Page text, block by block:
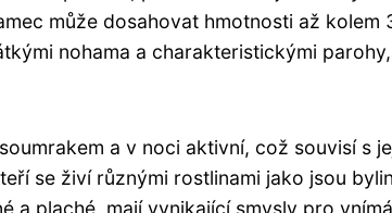
může dosahovat hmotnosti až kolem
nohama a charakteristickými
a v noci aktivní, což souvisí s
se živí různými rostlinami jako jsou
a plaché, mají vynikající smysly pro